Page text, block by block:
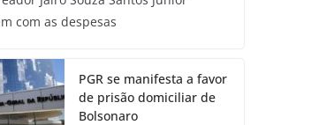
com as despesas
PGR se manifesta a favor
de prisão domiciliar de
Bolsonaro